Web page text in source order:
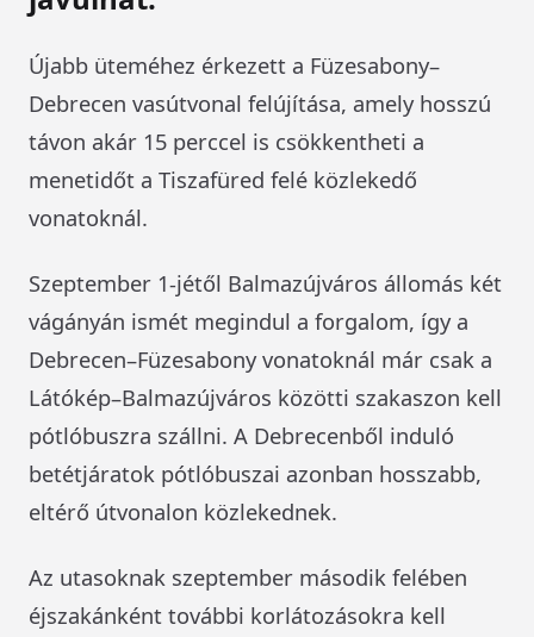
Újabb üteméhez érkezett a Füzesabony–
Debrecen vasútvonal felújítása, amely hosszú
távon akár 15 perccel is csökkentheti a
menetidőt a Tiszafüred felé közlekedő
vonatoknál.
Szeptember 1-jétől Balmazújváros állomás két
vágányán ismét megindul a forgalom, így a
Debrecen–Füzesabony vonatoknál már csak a
Látókép–Balmazújváros közötti szakaszon kell
pótlóbuszra szállni. A Debrecenből induló
betétjáratok pótlóbuszai azonban hosszabb,
eltérő útvonalon közlekednek.
Az utasoknak szeptember második felében
éjszakánként további korlátozásokra kell